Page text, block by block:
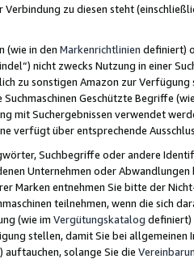
Verbindung zu diesen steht
(wie in den Markenrichtlinien definiert)
nicht zwecks Nutzung in einer
zu sonstigen Amazon zur
Suchmaschinen Geschützte Begriffe
mit Suchergebnissen verwendet
verfügt über entsprechende
Suchbegriffe oder andere
Unternehmen oder
Marken entnehmen Sie bitte der
teilnehmen, wenn die sich
(wie im Vergütungskatalog definiert)
stellen, damit Sie bei
solange Sie die